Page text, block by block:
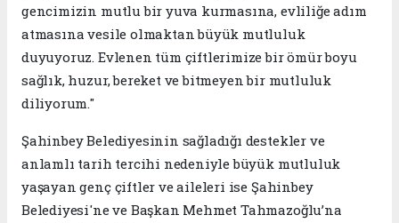
gencimizin mutlu bir yuva kurmasına, evliliğe adım
atmasına vesile olmaktan büyük mutluluk
duyuyoruz. Evlenen tüm çiftlerimize bir ömür boyu
sağlık, huzur, bereket ve bitmeyen bir mutluluk
diliyorum."
Şahinbey Belediyesinin sağladığı destekler ve
anlamlı tarih tercihi nedeniyle büyük mutluluk
yaşayan genç çiftler ve aileleri ise Şahinbey
Belediyesi'ne ve Başkan Mehmet Tahmazoğlu’na